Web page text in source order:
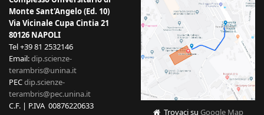
Monte Sant'Angelo (Ed. 10)
Via Vicinale Cupa Cintia 21
80126 NAPOLI
Tel +39 81 2532146
Email:dip.scienze-
terambris@unina.it
PECdip.scienze-
terambris@pec.unina.it
C.F. | P.IVA 00876220633
Trovaci su Google Map